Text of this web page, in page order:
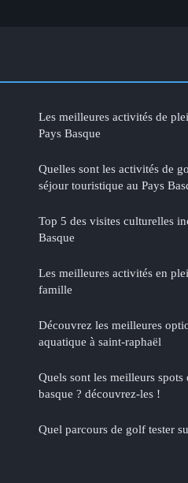
Les meilleures activités de
Pays Basque
Quelles sont les activités de
séjour touristique au Pays
Top 5 des visites culturelles
Basque
Les meilleures activités en
famille
Découvrez les meilleures
aquatique à saint-raphaël
Quels sont les meilleurs spots
basque ? découvrez-les !
Quel parcours de golf tester